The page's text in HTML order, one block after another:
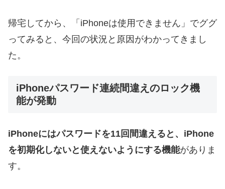
帰宅してから、「iPhoneは使用できません」でググ
ってみると、今回の状況と原因がわかってきまし
た。
iPhoneパスワード連続間違えのロック機
能が発動
iPhoneにはパスワードを11回間違えると、iPhone
を初期化しないと使えないようにする機能がありま
す。